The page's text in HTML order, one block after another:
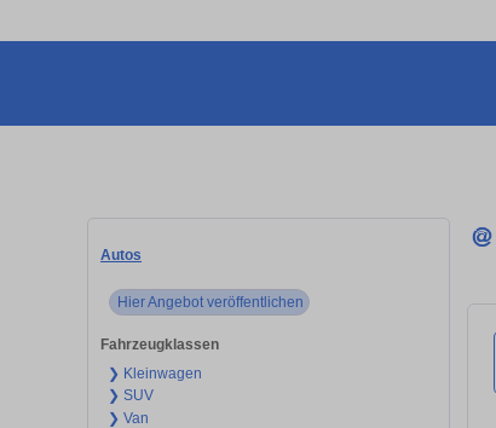
Autos
Hier Angebot veröffentlichen
Fahrzeugklassen
❯ Kleinwagen
❯ SUV
❯ Van